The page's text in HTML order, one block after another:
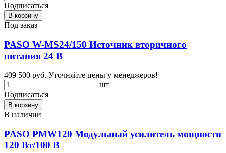
Подписаться
В корзину
Под заказ
PASO W-MS24/150 Источник вторичного
питания 24 В
409 500 руб. Уточняйте цены у менеджеров!
шт
Подписаться
В корзину
В наличии
PASO PMW120 Модульный усилитель мощности
120 Вт/100 В